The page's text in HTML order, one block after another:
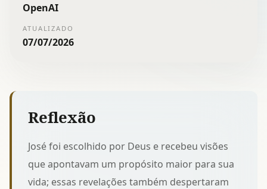
OpenAI
ATUALIZADO
07/07/2026
Reflexão
José foi escolhido por Deus e recebeu visões
que apontavam um propósito maior para sua
vida; essas revelações também despertaram